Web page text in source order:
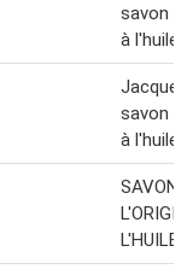
savon
à l'huile
Jacques
savon
à l'huile
SAVON
L'HUILE